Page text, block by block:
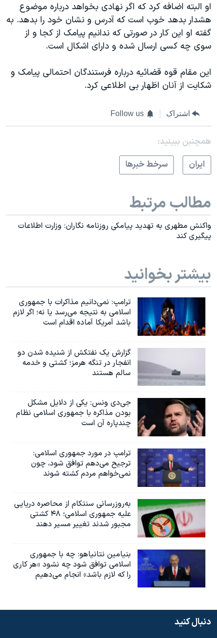
او البته اضافه کرد که اگر نهادی بخواهد درباره موضوع
هشدار بدهد خوب است که آدرس و نشان خود را بدهد. به
گفته او این کار در صورتی که ندانیم پیامک از کجا و از
سوی چه کسی ارسال شده و دارای اشکال است.
این مقام قوه قضائیه درباره فرستندگان احتمالی پیامک و
شکایت از آنان اظهار بی اطلاعی کرد.
اشتراک Follow us
همچنبن ببینید:
ايران
سرخط خبرها
مطالب مرتبط
واکنش مطهری به تهدید پیامکی روزنامه نگاران: وزارت اطلاعات
پیگیری کند
بیشتر بخوانید
ترامپ: نمی‌دانیم مذاکرات با جمهوری
اسلامی به نتیجه می‌رسد یا نه؛ اگر لازم
باشد آمریکا آماده اقدام است
گزارش یک نفتکش از شنیده شدن دو
انفجار در تنگه هرمز؛ کشتی و خدمه
سالم هستند
جی‌دی ونس: یکی از دلایل مشکل
بودن مذاکره با جمهوری اسلامی نظام
چندپاره آن است
ترامپ در مورد جمهوری اسلامی:
ترجیح می‌دهم توافق شود، چون
نمی‌خواهم مردم کشته شوند
به‌روزرسانی سنتکام از محاصره دریایی
علیه جمهوری اسلامی؛ ۴۸ کشتی
مجبور شدند تغییر مسیر دهند
بنیامین نتانیاهو: چه با جمهوری
اسلامی توافق شود چه نشود «هر کاری
را که لازم باشد» انجام می‌دهیم
دنبال کنید